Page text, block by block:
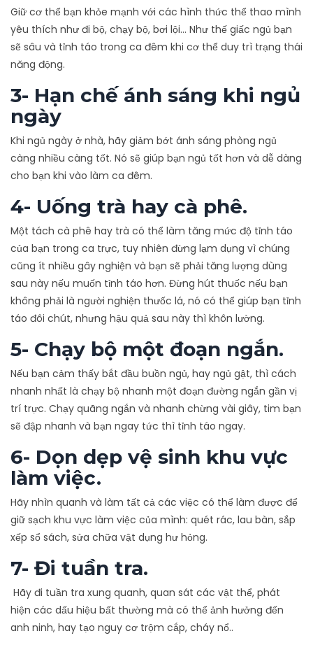
Giữ cơ thể bạn khỏe mạnh với các hình thức thể thao mình
yêu thích như đi bộ, chạy bộ, bơi lội… Như thế giấc ngủ bạn
sẽ sâu và tỉnh táo trong ca đêm khi cơ thể duy trì trạng thái
năng động.
3- Hạn chế ánh sáng khi ngủ
ngày
Khi ngủ ngày ở nhà, hãy giảm bớt ánh sáng phòng ngủ
càng nhiều càng tốt. Nó sẽ giúp bạn ngủ tốt hơn và dễ dàng
cho bạn khi vào làm ca đêm.
4- Uống trà hay cà phê.
Một tách cà phê hay trà có thể làm tăng mức độ tỉnh táo
của bạn trong ca trực, tuy nhiên đừng lạm dụng vì chúng
cũng ít nhiều gây nghiện và bạn sẽ phải tăng lượng dùng
sau này nếu muốn tỉnh táo hơn. Đừng hút thuốc nếu bạn
không phải là người nghiện thưốc lá, nó có thể giúp bạn tỉnh
táo đôi chút, nhưng hậu quả sau này thì khôn lường.
5- Chạy bộ một đoạn ngắn.
Nếu bạn cảm thấy bắt đầu buồn ngủ, hay ngủ gật, thì cách
nhanh nhất là chạy bộ nhanh một đoạn đường ngắn gần vị
trí trực. Chạy quãng ngắn và nhanh chừng vài giây, tim bạn
sẽ đập nhanh và bạn ngay tức thì tỉnh táo ngay.
6- Dọn dẹp vệ sinh khu vực
làm việc.
Hãy nhìn quanh và làm tất cả các việc có thể làm được để
giữ sạch khu vực làm việc của mình: quét rác, lau bàn, sắp
xếp sổ sách, sửa chữa vật dụng hư hỏng.
7- Đi tuần tra.
Hãy đi tuần tra xung quanh, quan sát các vật thể, phát
hiện các dấu hiệu bất thường mà có thể ảnh hưởng đến
anh ninh, hay tạo nguy cơ trộm cắp, cháy nổ..